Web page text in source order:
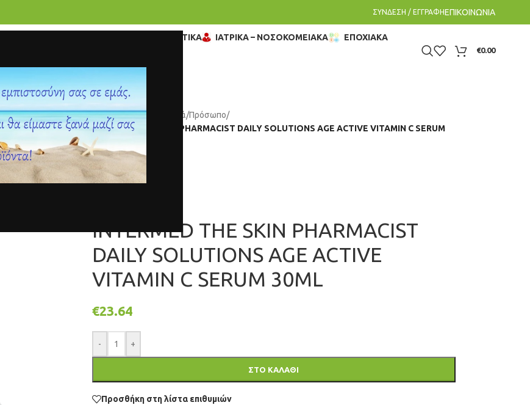
ΣΥΝΔΕΣΗ / ΕΓΓΡΑΦΗΕΠΙΚΟΙΝΩΝΙΑ
ΔΙΑΓΝΩΣΤΙΚΑ ΙΑΤΡΙΚΑ – ΝΟΣΟΚΟΜΕΙΑΚΑ ΕΠΟΧΙΑΚΑ
€0.00
Αρχική σελίδα Ομορφιά/Πρόσωπο/
INTERMED THE SKIN PHARMACIST DAILY SOLUTIONS AGE ACTIVE VITAMIN C SERUM
30ML
INTERMED THE SKIN PHARMACIST
DAILY SOLUTIONS AGE ACTIVE
VITAMIN C SERUM 30ML
€23.64
- +
ΣΤΟ ΚΑΛΑΘΙ
Προσθήκη στη λίστα επιθυμιών